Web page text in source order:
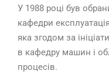
У 1988 році був
кафедри
яка згодом за
в кафедру машин і
процесів.